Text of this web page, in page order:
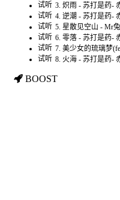
试听 3. 炽雨 - 苏打是药-
试听 4. 逆潮 - 苏打是药-
试听 5. 星散见空山 - Mr
试听 6. 零落 - 苏打是药-
试听 7. 美少女的琉璃梦
试听 8. 火海 - 苏打是药-
BOOST